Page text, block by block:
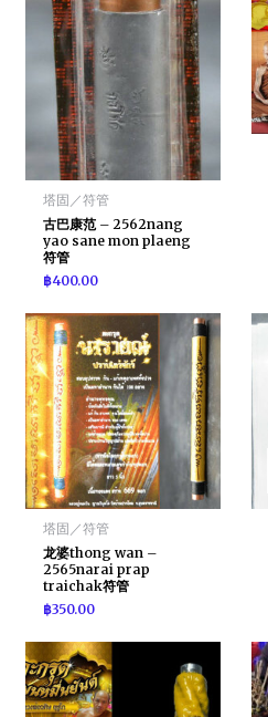
塔固／符管
古巴康范 – 2562nang
yao sane mon plaeng
符管
฿400.00
塔固／符管
龙婆thong wan –
2565narai prap
traichak符管
฿350.00